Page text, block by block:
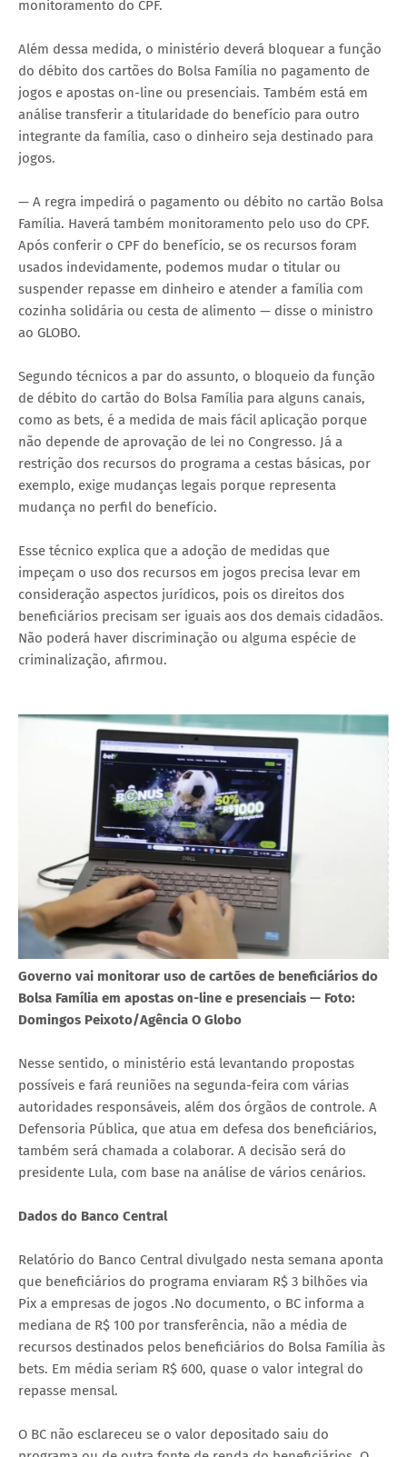
monitoramento do CPF.
Além dessa medida, o ministério deverá bloquear a função
do débito dos cartões do Bolsa Família no pagamento de
jogos e apostas on-line ou presenciais. Também está em
análise transferir a titularidade do benefício para outro
integrante da família, caso o dinheiro seja destinado para
jogos.
— A regra impedirá o pagamento ou débito no cartão Bolsa
Família. Haverá também monitoramento pelo uso do CPF.
Após conferir o CPF do benefício, se os recursos foram
usados indevidamente, podemos mudar o titular ou
suspender repasse em dinheiro e atender a família com
cozinha solidária ou cesta de alimento — disse o ministro
ao GLOBO.
Segundo técnicos a par do assunto, o bloqueio da função
de débito do cartão do Bolsa Família para alguns canais,
como as bets, é a medida de mais fácil aplicação porque
não depende de aprovação de lei no Congresso. Já a
restrição dos recursos do programa a cestas básicas, por
exemplo, exige mudanças legais porque representa
mudança no perfil do benefício.
Esse técnico explica que a adoção de medidas que
impeçam o uso dos recursos em jogos precisa levar em
consideração aspectos jurídicos, pois os direitos dos
beneficiários precisam ser iguais aos dos demais cidadãos.
Não poderá haver discriminação ou alguma espécie de
criminalização, afirmou.
Governo vai monitorar uso de cartões de beneficiários do
Bolsa Família em apostas on-line e presenciais — Foto:
Domingos Peixoto/Agência O Globo
Nesse sentido, o ministério está levantando propostas
possíveis e fará reuniões na segunda-feira com várias
autoridades responsáveis, além dos órgãos de controle. A
Defensoria Pública, que atua em defesa dos beneficiários,
também será chamada a colaborar. A decisão será do
presidente Lula, com base na análise de vários cenários.
Dados do Banco Central
Relatório do Banco Central divulgado nesta semana aponta
que beneficiários do programa enviaram R$ 3 bilhões via
Pix a empresas de jogos .No documento, o BC informa a
mediana de R$ 100 por transferência, não a média de
recursos destinados pelos beneficiários do Bolsa Família às
bets. Em média seriam R$ 600, quase o valor integral do
repasse mensal.
O BC não esclareceu se o valor depositado saiu do